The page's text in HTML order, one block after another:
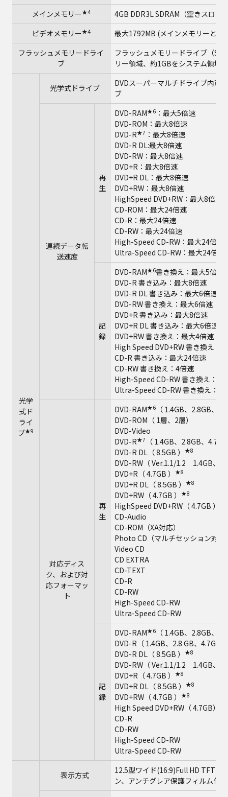
メインメモリー★4
4GB DDR3L SDRAM（空きスロッ
ビデオメモリー★4
最大1792MB (メインメモリーと共
フラッシュメモリードライ
ブ
フラッシュメモリードライブ（
リー領域、約1GBをシステム領域
光学
式ド
ライ
ブ★9
光学式ドライブ
DVDスーパーマルチドライブ内蔵
ブ
連続データ転
送速度
再
生
DVD-RAM★6 ：最大5倍速
DVD-ROM：最大8倍速
DVD-R★7 ：最大8倍速
DVD-R DL:最大8倍速
DVD-RW：最大8倍速
DVD+R：最大8倍速
DVD+R DL：最大8倍速
DVD+RW：最大8倍速
HighSpeed DVD+RW：最大8倍速
CD-ROM：最大24倍速
CD-R：最大24倍速
CD-RW：最大24倍速
High-Speed CD-RW：最大24倍速
Ultra-Speed CD-RW：最大24倍速
記
録
DVD-RAM★6書き換え：最大5倍速
DVD-R 書き込み：最大8倍速
DVD-R DL 書き込み：最大6倍速
DVD-RW 書き換え：最大6倍速
DVD+R 書き込み：最大8倍速
DVD+R DL 書き込み：最大6倍速
DVD+RW 書き換え：最大4倍速
High Speed DVD+RW 書き換え：
CD-R 書き込み：最大24倍速
CD-RW 書き換え：4倍速
High-Speed CD-RW 書き換え：10
Ultra-Speed CD-RW 書き換え：最
対応ディス
ク、および対
応フォーマッ
ト
再
生
DVD-RAM★6
（ 1.4GB、2.8GB、
DVD-ROM（ 1層、2層）
DVD-Video
DVD-R★7
（ 1.4GB、2.8GB、
DVD-R DL（ 8.5GB ）
★8
DVD-RW（ Ver.1.1/1.2 1.4GB、
DVD+R（ 4.7GB ）
★8
DVD+R DL（ 8.5GB ） ★8
DVD+RW（ 4.7GB ） ★8
HighSpeed DVD+RW（ 4.7GB ）
CD-Audio
CD-ROM（XA対応）
Photo CD（マルチセッション対応
Video CD
CD EXTRA
CD-TEXT
CD-R
CD-RW
High-Speed CD-RW
Ultra-Speed CD-RW
記
録
DVD-RAM★6
（ 1.4GB、2.8GB、
DVD-R（ 1.4GB、2.8 GB、4.7GB
DVD-R DL（ 8.5GB ）
★8
DVD-RW（ Ver.1.1/1.2 1.4GB、
DVD+R（ 4.7GB ）
★8
DVD+R DL（ 8.5GB ） ★8
DVD+RW（ 4.7GB ） ★8
High Speed DVD+RW（ 4.7GB）
CD-R
CD-RW
High-Speed CD-RW
Ultra-Speed CD-RW
表示方式
12.5型ワイド(16:9)Full HD TFTカ
ン、アンチグレア保護フィルム付